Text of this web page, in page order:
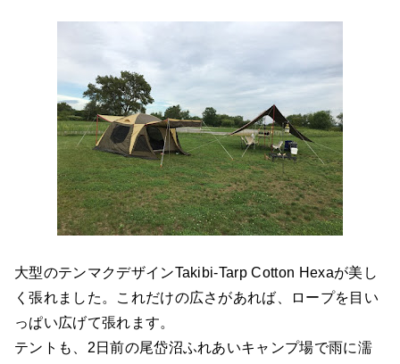
大型のテンマクデザインTakibi-Tarp Cotton Hexaが美し
く張れました。これだけの広さがあれば、ロープを目い
っぱい広げて張れます。
テントも、2日前の尾岱沼ふれあいキャンプ場で雨に濡